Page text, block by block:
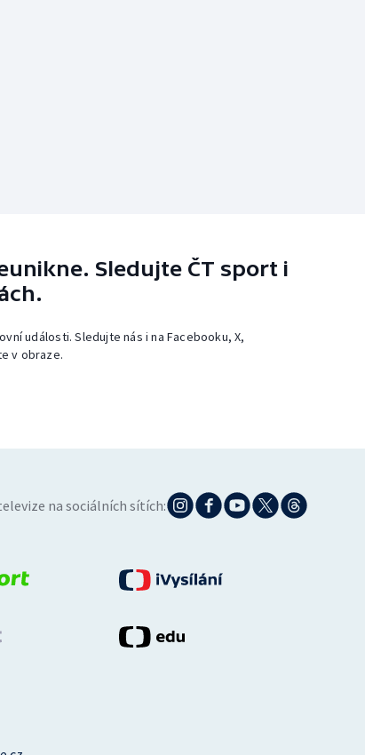
Sledujte ČT sport i
události. Sledujte nás i na Facebooku, X,
v obraze.
na sociálních sítích: